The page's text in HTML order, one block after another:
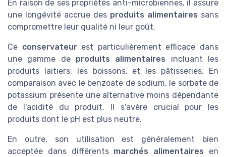
En raison de ses propriétés anti-microbiennes, il assure
une longévité accrue des produits alimentaires sans
compromettre leur qualité ni leur goût.
Ce conservateurest particulièrement efficace dans
une gamme de produits alimentaires incluant les
produits laitiers, les boissons, et les pâtisseries. En
comparaison avec le benzoate de sodium, le sorbate de
potassium présente une alternative moins dépendante
de l'acidité du produit. Il s'avère crucial pour les
produits dont le pH est plus neutre.
En outre, son utilisation est généralement bien
acceptée dans différents marchés alimentaires en